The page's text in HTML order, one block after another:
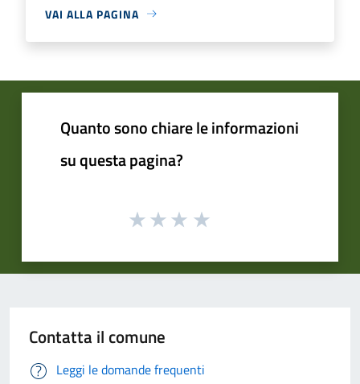
VAI ALLA PAGINA
Quanto sono chiare le informazioni
su questa pagina?
Contatta il comune
Leggi le domande frequenti